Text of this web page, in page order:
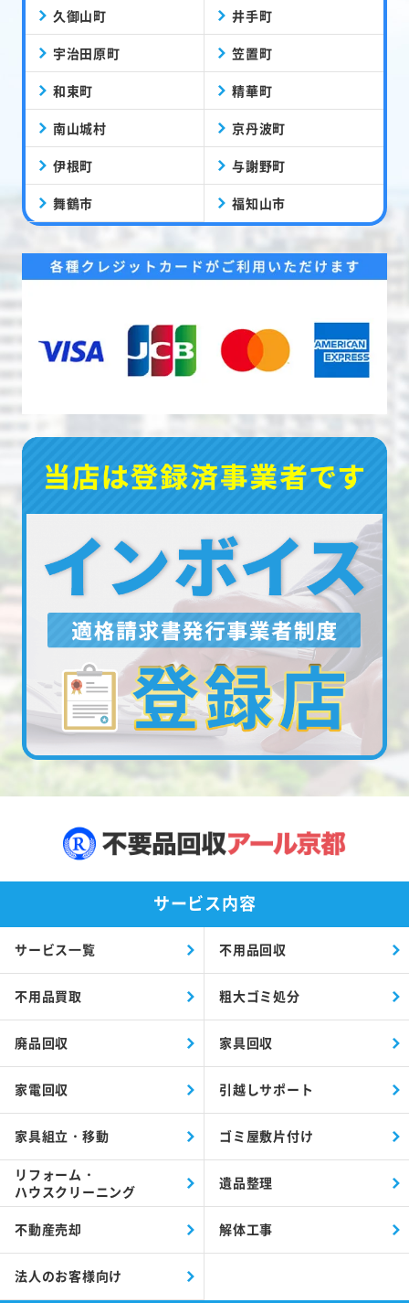
久御山町 井手町
宇治田原町 笠置町
和束町 精華町
南山城村 京丹波町
伊根町 与謝野町
舞鶴市 福知山市
サービス内容
サービス一覧 不用品回収
不用品買取 粗大ゴミ処分
廃品回収 家具回収
家電回収 引越しサポート
家具組立・移動 ゴミ屋敷片付け
リフォーム・
ハウスクリーニング
遺品整理
不動産売却 解体工事
法人のお客様向け